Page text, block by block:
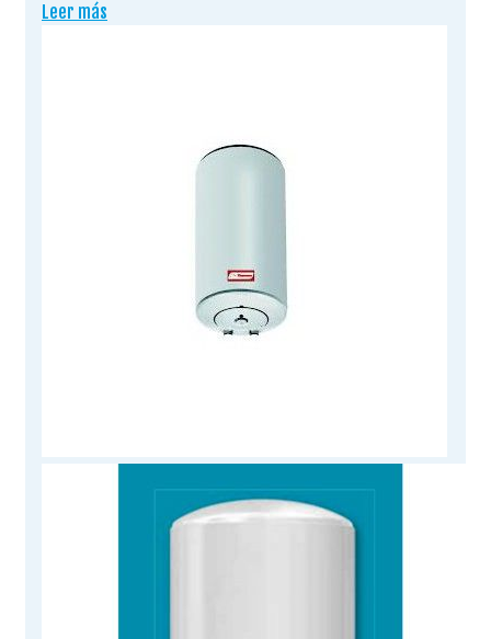
Leer más